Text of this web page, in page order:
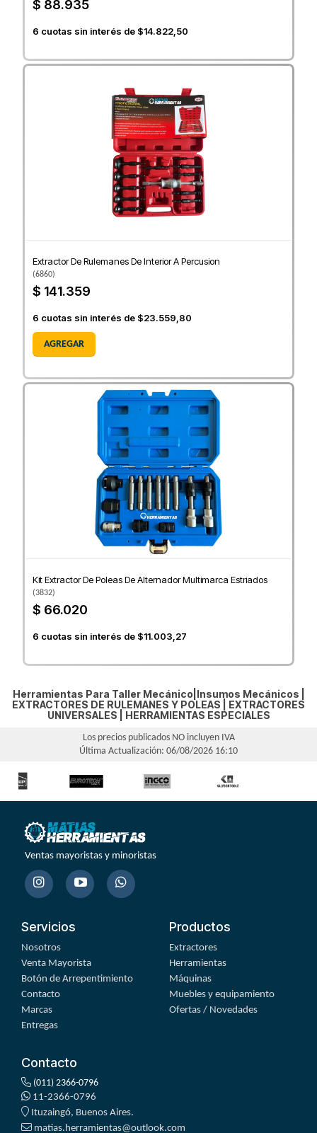
$ 88.935
6 cuotas sin interés de $14.822,50
Extractor De Rulemanes De Interior A Percusion
(6860)
$ 141.359
6 cuotas sin interés de $23.559,80
AGREGAR
Kit Extractor De Poleas De Alternador Multimarca Estriados
(3832)
$ 66.020
6 cuotas sin interés de $11.003,27
Herramientas Para Taller Mecánico|Insumos Mecánicos |
EXTRACTORES DE RULEMANES Y POLEAS
EXTRACTORES
UNIVERSALES
HERRAMIENTAS ESPECIALES
Los precios publicados NO incluyen IVA
Última Actualización: 06/08/2026 16:10
Ventas mayoristas y minoristas
Servicios
Nosotros
Venta Mayorista
Botón de Arrepentimiento
Contacto
Marcas
Entregas
Productos
Extractores
Herramientas
Máquinas
Muebles y equipamiento
Ofertas / Novedades
Contacto
(011) 2366-0796
11-2366-0796
Ituzaingó, Buenos Aires.
matias.herramientas@outlook.com